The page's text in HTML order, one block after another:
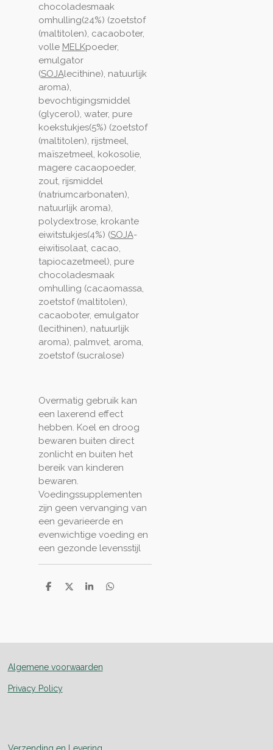
chocoladesmaak
omhulling(24%) (zoetstof
(maltitolen), cacaoboter,
volle MELKpoeder,
emulgator
(SOJAlecithine), natuurlijk
aroma),
bevochtigingsmiddel
(glycerol), water, pure
koekstukjes(5%) (zoetstof
(maltitolen), rijstmeel,
maïszetmeel, kokosolie,
magere cacaopoeder,
zout, rijsmiddel
(natriumcarbonaten),
natuurlijk aroma),
polydextrose, krokante
eiwitstukjes(4%) (SOJA-
eiwitisolaat, cacao,
tapiocazetmeel), pure
chocoladesmaak
omhulling (cacaomassa,
zoetstof (maltitolen),
cacaoboter, emulgator
(lecithinen), natuurlijk
aroma), palmvet, aroma,
zoetstof (sucralose)
Overmatig gebruik kan
een laxerend effect
hebben. Koel en droog
bewaren buiten direct
zonlicht en buiten het
bereik van kinderen
bewaren.
Voedingssupplementen
zijn geen vervanging van
een gevarieerde en
evenwichtige voeding en
een gezonde levensstijl
D
D
S
D
Algemene voorwaarden
Privacy Policy